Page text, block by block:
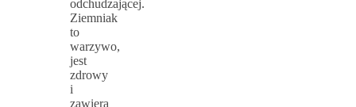
odchudzającej.
Ziemniak
to
warzywo,
jest
zdrowy
i
zawiera